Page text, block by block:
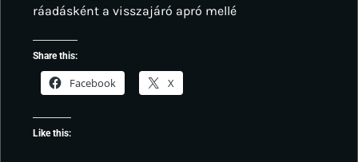
ráadásként a visszajáró apró mellé
Share this:
Facebook X
Like this: